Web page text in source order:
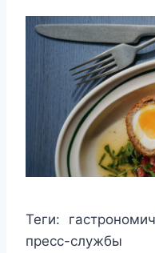
Теги:
пресс-службы